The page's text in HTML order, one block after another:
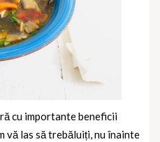
cu importante beneficii
vă las să trebăluiți, nu înainte